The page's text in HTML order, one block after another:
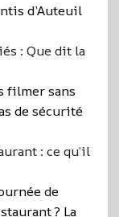
d’Auteuil
: Que dit la
filmer sans
de sécurité
: ce qu’il
de
? La